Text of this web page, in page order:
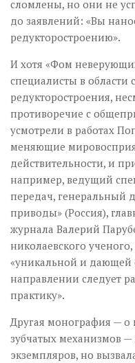
сломлены, но они не
до заявлений: «Вы
редукторостроению».
И хотя «Фом
специалисты в области
редукторостроения,
противоречие с
усмотрели в работах
меняющие
действительности, и
например, ведущий
передач, генеральный
приводы» (Россия),
журнала Валерий
николаевского
«уникальной и дающей
направлении следует
практику».
Другая монография — о
зубчатых механизмов
экземпляров, но